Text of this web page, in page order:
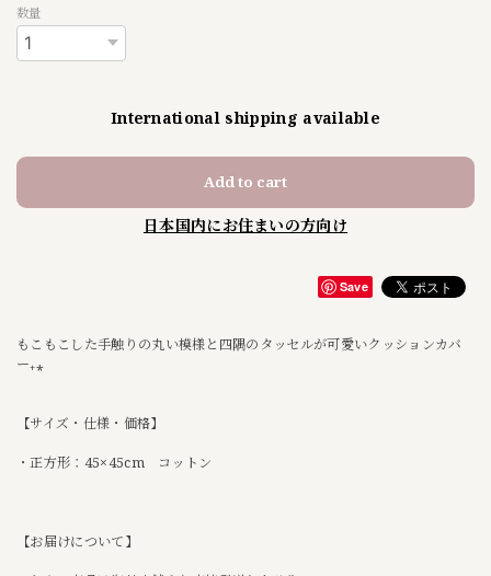
数量
International shipping available
Add to cart
日本国内にお住まいの方向け
Save
もこもこした手触りの丸い模様と四隅のタッセルが可愛いクッションカバ
ー₊⁎
【サイズ・仕様・価格】
・正方形：45×45cm コットン
【お届けについて】